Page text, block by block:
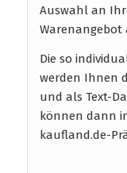
Auswahl an
Warenangebot
Die so
werden Ihnen
und als Text-
können dann
kaufland.de-